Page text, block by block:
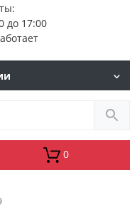
до 17:00
0